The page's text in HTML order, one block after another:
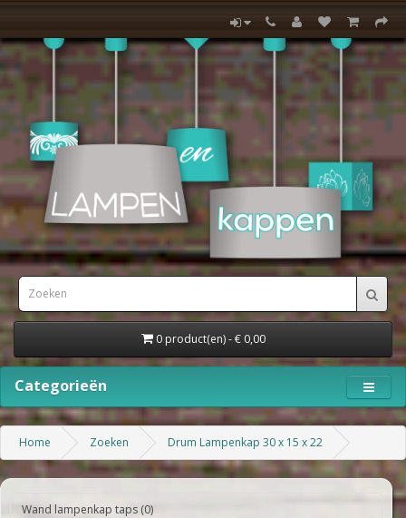
0 product(en) - € 0,00
Categorieën
Home Zoeken Drum Lampenkap 30 x 15 x 22
Wand lampenkap taps (0)